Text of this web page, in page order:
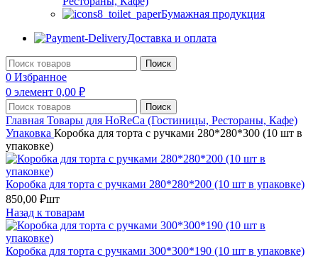
Бумажная продукция
Доставка и оплата
Поиск
0 Избранное
0 элемент 0,00 ₽
Поиск
Главная Товары для HoReCa (Гостиницы, Рестораны, Кафе)
Упаковка Коробка для торта с ручками 280*280*300 (10 шт в
упаковке)
Коробка для торта с ручками 280*280*200 (10 шт в упаковке)
850,00 ₽шт
Назад к товарам
Коробка для торта с ручками 300*300*190 (10 шт в упаковке)